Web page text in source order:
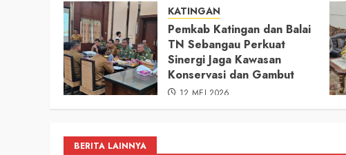
KATINGAN
Pemkab Katingan dan Balai
TN Sebangau Perkuat
Sinergi Jaga Kawasan
Konservasi dan Gambut
12 MEI 2026
BERITA LAINNYA